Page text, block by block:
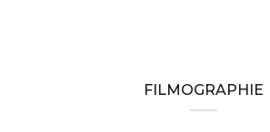
FILMOGRAPHIE